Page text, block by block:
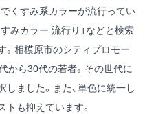
くすみ系カラーが流行ってい
みカラー 流行り」などと検索
。相模原市のシティプロモー
から30代の若者。その世代に
ました。また、単色に統一し
も抑えています。